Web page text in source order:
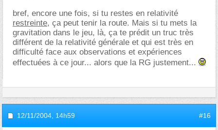
bref, encore une fois, si tu restes en relativité
restreinte, ça peut tenir la route. Mais si tu mets la
gravitation dans le jeu, là, ça te prédit un truc très
différent de la relativité générale et qui est très en
difficulté face aux observations et expériences
effectuées à ce jour... alors que la RG justement...
12/11/2004, 14h59 #16